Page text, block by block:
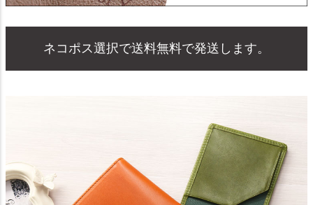
ネコポス選択で送料無料で発送します。